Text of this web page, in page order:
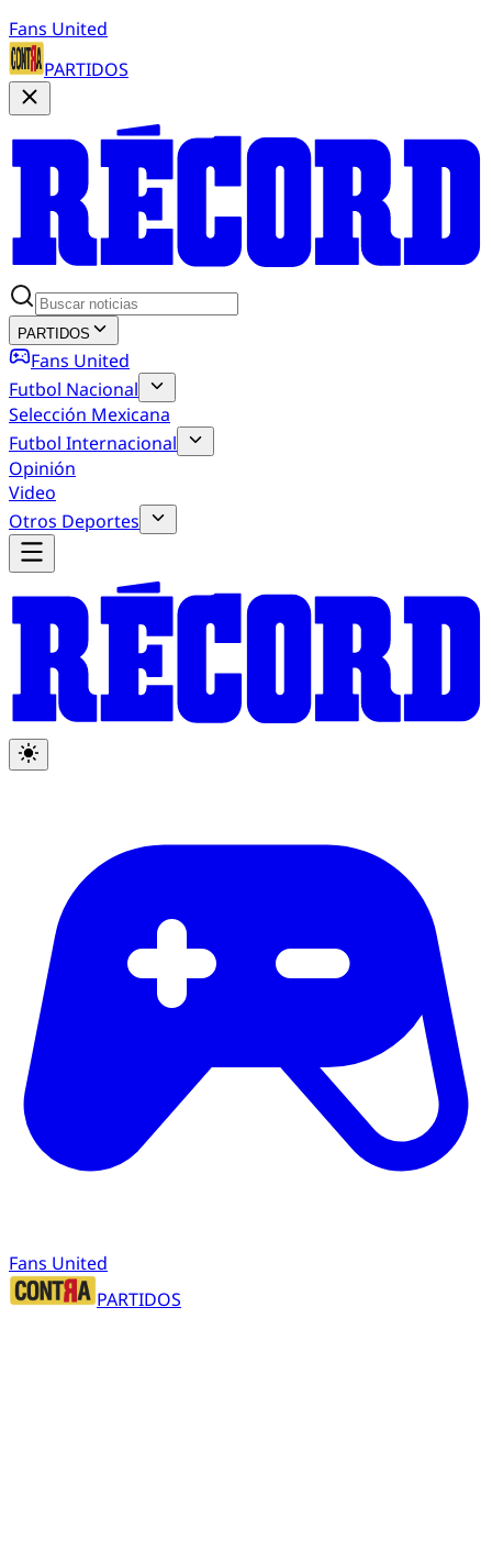
Fans United
PARTIDOS
PARTIDOS
Fans United
Futbol Nacional
Selección Mexicana
Futbol Internacional
Opinión
Video
Otros Deportes
Fans United
PARTIDOS